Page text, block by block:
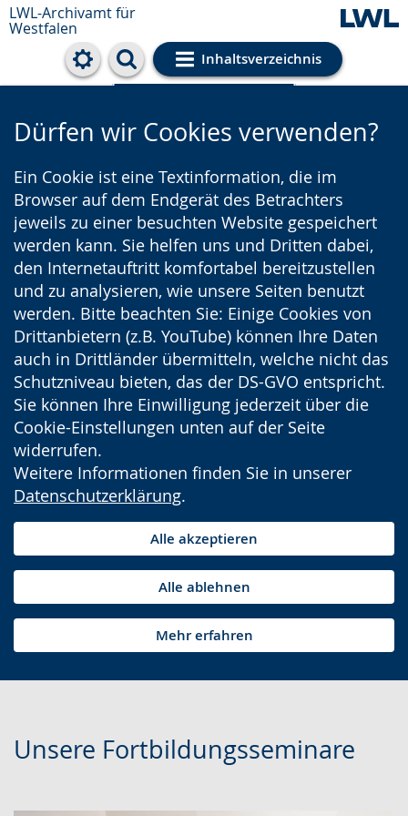
LWL-Archivamt für
Westfalen
Inhaltsverzeichnis
Cookie-Einstellungen
Dürfen wir Cookies verwenden?
Ein Cookie ist eine Textinformation, die im
Browser auf dem Endgerät des Betrachters
jeweils zu einer besuchten Website gespeichert
werden kann. Sie helfen uns und Dritten dabei,
den Internetauftritt komfortabel bereitzustellen
und zu analysieren, wie unsere Seiten benutzt
werden. Bitte beachten Sie: Einige Cookies von
Drittanbietern (z.B. YouTube) können Ihre Daten
auch in Drittländer übermitteln, welche nicht das
Schutzniveau bieten, das der DS-GVO entspricht.
Sie können Ihre Einwilligung jederzeit über die
Cookie-Einstellungen unten auf der Seite
widerrufen.
Weitere Informationen finden Sie in unserer
Datenschutzerklärung.
Alle akzeptieren
Alle ablehnen
Mehr erfahren
Unsere Fortbildungsseminare